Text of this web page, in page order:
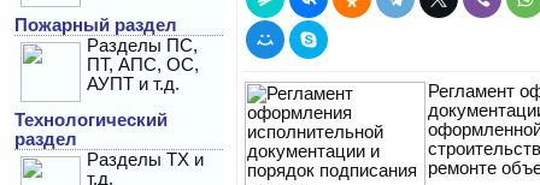
Пожарный раздел
Разделы ПС,
ПТ, АПС, ОС,
АУПТ и т.д.
Технологический
раздел
Разделы ТХ и
т.д.
Регламент
ремонте